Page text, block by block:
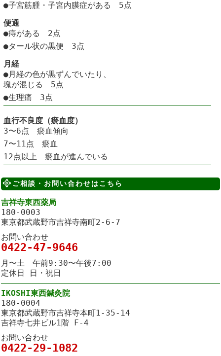
●子宮筋腫・子宮内膜症がある 5点
便通
●痔がある 2点
●タール状の黒便 3点
月経
●月経の色が黒ずんでいたり、
塊が混じる 5点
●生理痛 3点
血行不良度（瘀血度）
3〜6点 瘀血傾向
7〜11点 瘀血
12点以上 瘀血が進んでいる
ご相談・お問い合わせはこちら
吉祥寺東西薬局
180-0003
東京都武蔵野市吉祥寺南町2-6-7
お問い合わせ
0422-47-9646
月〜土 午前9:30〜午後7:00
定休日 日・祝日
IKOSHI東西鍼灸院
180-0004
東京都武蔵野市吉祥寺本町1-35-14
吉祥寺七井ビル1階 F-4
お問い合わせ
0422-29-1082